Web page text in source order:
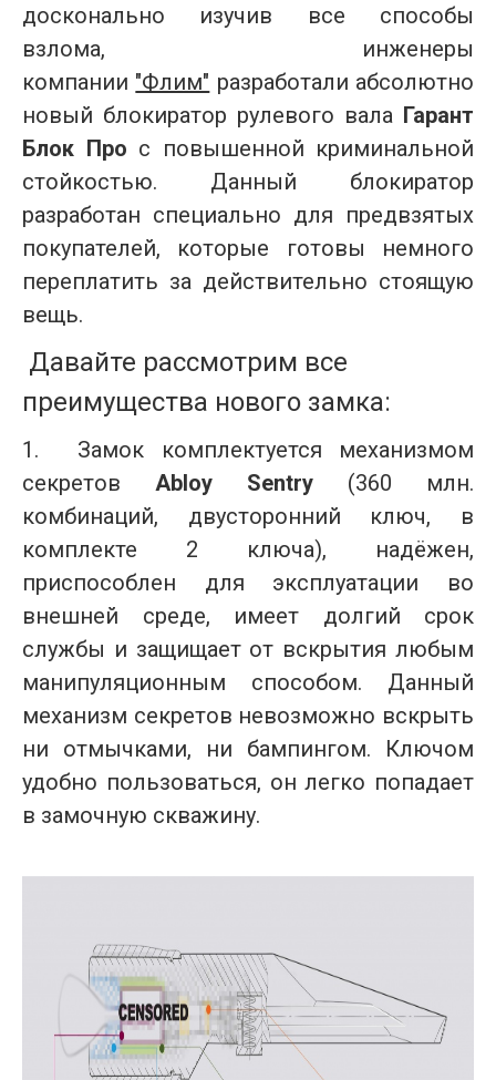
досконально изучив все способы
взлома, инженеры
компании "Флим" разработали абсолютно
новый блокиратор рулевого вала Гарант
Блок Про с повышенной криминальной
стойкостью. Данный блокиратор
разработан специально для предвзятых
покупателей, которые готовы немного
переплатить за действительно стоящую
вещь.
Давайте рассмотрим все
преимущества нового замка:
1.
Замок комплектуется механизмом
секретов Abloy Sentry (360 млн.
комбинаций, двусторонний ключ, в
комплекте 2 ключа), надёжен,
приспособлен для эксплуатации во
внешней среде, имеет долгий срок
службы и защищает от вскрытия любым
манипуляционным способом. Данный
механизм секретов невозможно вскрыть
ни отмычками, ни бампингом. Ключом
удобно пользоваться, он легко попадает
в замочную скважину.